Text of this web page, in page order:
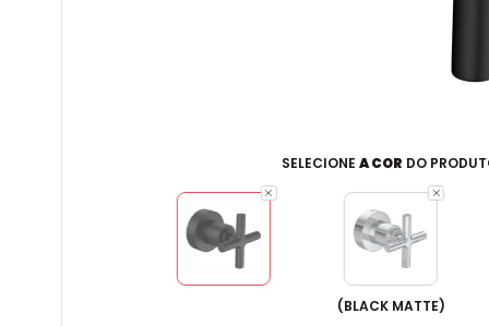
SELECIONE A COR DO
(BLACK MATTE)